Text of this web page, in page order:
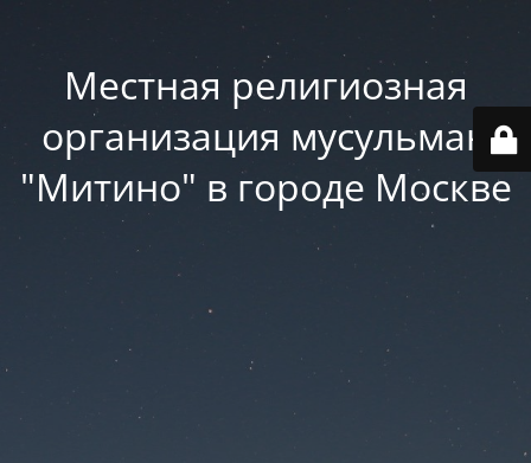
Местная религиозная
организация мусульман
"Митино" в городе Москве